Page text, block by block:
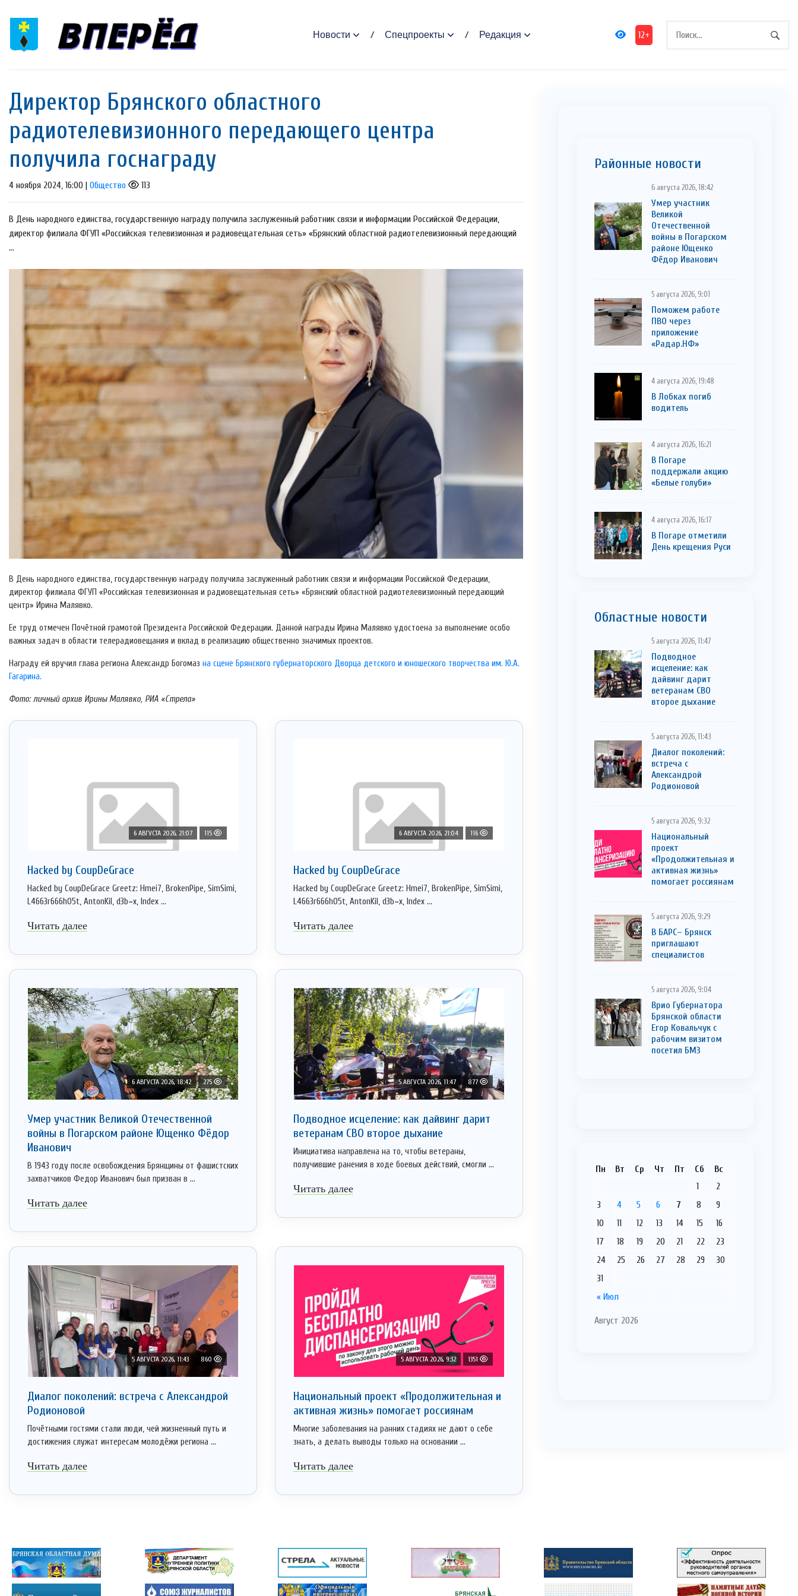
Новости Спецпроекты Редакция 12+
Директор Брянского областного
радиотелевизионного передающего центра
получила госнаграду
4 ноября 2024, 16:00 | Общество 113
В День народного единства, государственную награду получила заслуженный работник связи и информации Российской Федерации,
директор филиала ФГУП «Российская телевизионная и радиовещательная сеть» «Брянский областной радиотелевизионный передающий
...
В День народного единства, государственную награду получила заслуженный работник связи и информации Российской Федерации,
директор филиала ФГУП «Российская телевизионная и радиовещательная сеть» «Брянский областной радиотелевизионный передающий
центр» Ирина Малявко.
Ее труд отмечен Почётной грамотой Президента Российской Федерации. Данной награды Ирина Малявко удостоена за выполнение особо
важных задач в области телерадиовещания и вклад в реализацию общественно значимых проектов.
Награду ей вручил глава региона Александр Богомаз на сцене Брянского губернаторского Дворца детского и юношеского творчества им. Ю.А.
Гагарина.
Фото: личный архив Ирины Малявко, РИА «Стрела»
6 АВГУСТА 2026, 21:07 115
Hacked by CoupDeGrace
Hacked by CoupDeGrace Greetz: Hmei7, BrokenPipe, SimSimi,
L4663r666h05t, AntonKil, d3b~x, Index ...
Читать далее
6 АВГУСТА 2026, 21:04 116
Hacked by CoupDeGrace
Hacked by CoupDeGrace Greetz: Hmei7, BrokenPipe, SimSimi,
L4663r666h05t, AntonKil, d3b~x, Index ...
Читать далее
6 АВГУСТА 2026, 18:42 275
Умер участник Великой Отечественной
войны в Погарском районе Ющенко Фёдор
Иванович
В 1943 году после освобождения Брянщины от фашистских
захватчиков Федор Иванович был призван в ...
Читать далее
5 АВГУСТА 2026, 11:47 877
Подводное исцеление: как дайвинг дарит
ветеранам СВО второе дыхание
Инициатива направлена на то, чтобы ветераны,
получившие ранения в ходе боевых действий, смогли ...
Читать далее
5 АВГУСТА 2026, 11:43 860
Диалог поколений: встреча с Александрой
Родионовой
Почётными гостями стали люди, чей жизненный путь и
достижения служат интересам молодёжи региона ...
Читать далее
5 АВГУСТА 2026, 9:32 1351
Национальный проект «Продолжительная и
активная жизнь» помогает россиянам
Многие заболевания на ранних стадиях не дают о себе
знать, а делать выводы только на основании ...
Читать далее
Районные новости
6 августа 2026, 18:42
Умер участник
Великой
Отечественной
войны в Погарском
районе Ющенко
Фёдор Иванович
5 августа 2026, 9:01
Поможем работе
ПВО через
приложение
«Радар.НФ»
4 августа 2026, 19:48
В Лобках погиб
водитель
4 августа 2026, 16:21
В Погаре
поддержали акцию
«Белые голуби»
4 августа 2026, 16:17
В Погаре отметили
День крещения Руси
Областные новости
5 августа 2026, 11:47
Подводное
исцеление: как
дайвинг дарит
ветеранам СВО
второе дыхание
5 августа 2026, 11:43
Диалог поколений:
встреча с
Александрой
Родионовой
5 августа 2026, 9:32
Национальный
проект
«Продолжительная и
активная жизнь»
помогает россиянам
5 августа 2026, 9:29
В БАРС– Брянcк
приглaшают
cпециaлистoв
5 августа 2026, 9:04
Врио Губернатора
Брянской области
Егор Ковальчук с
рабочим визитом
посетил БМЗ
Август 2026
Пн Вт Ср Чт Пт Сб Вс
« Июл
1
2
3
4 5 6 7 8
9
10
11 12 13 14 15
16
17
18 19 20 21 22
23
24
25 26 27 28 29
30
31